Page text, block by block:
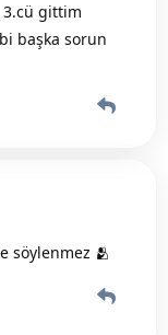
3.cü gittim
başka sorun
söylenmez 🫂